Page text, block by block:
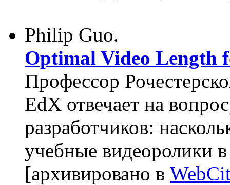
Philip Guo.
Optimal Video Length
Профессор
EdX отвечает на
разработчиков:
учебные видеоролики
[архивировано в